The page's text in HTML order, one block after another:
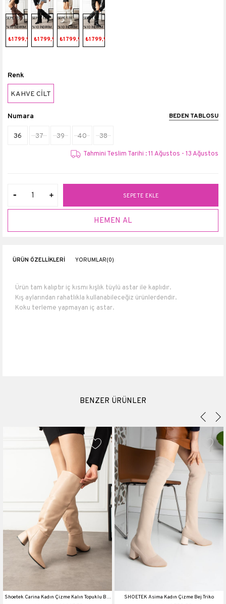
SEPETTE
%10 İNDİRİM
₺1799,91
SEPETTE
%10 İNDİRİM
₺1799,91
SEPETTE
%10 İNDİRİM
₺1799,91
SEPETTE
%10 İNDİRİM
₺1799,91
Renk
KAHVE CİLT
Numara BEDEN TABLOSU
36 37 39 40 38
Tahmini Teslim Tarihi : 11 Ağustos - 13 Ağustos
ÜRÜN ÖZELLIKLERI YORUMLAR(0)
Ürün tam kalıptır iç kısmı kışlık tüylü astar ile kaplıdır.
Kış aylarından rahatlıkla kullanabileceğiz ürünlerdendir.
Koku terleme yapmayan iç astar.
BENZER ÜRÜNLER
Shoetek Carina Kadın Çizme Kalın Topuklu Bej
SHOETEK Asima Kadın Çizme Bej Triko